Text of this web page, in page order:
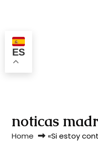
ES
noticas
Home «Si estoy